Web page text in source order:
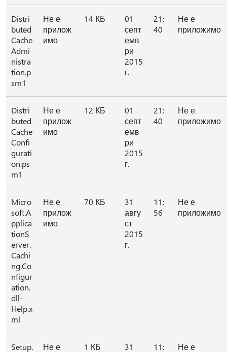
Distri
buted
Cache
Admi
nistra
tion.p
sm1
Не е
прилож
имо
14 КБ
01
септ
емв
ри
2015
г.
21:
40
Не е
приложимо
Distri
buted
Cache
Confi
gurati
on.ps
m1
Не е
прилож
имо
12 КБ
01
септ
емв
ри
2015
г.
21:
40
Не е
приложимо
Micro
soft.A
pplica
tionS
erver.
Cachi
ng.Co
nfigur
ation.
dll-
Help.x
ml
Не е
прилож
имо
70 КБ
31
авгу
ст
2015
г.
11:
56
Не е
приложимо
Setup.
Не е
1 КБ
31
11:
Не е